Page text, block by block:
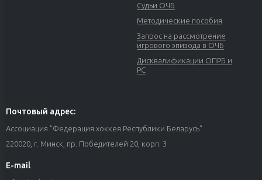
Судьи ОЧБ
Методические пособия
Запрос на рассмотрение
игрового эпизода в ОЧБ
Дисквалификации ОПРБ и
РС
Почтовый адрес:
Ассоциация "Федерация хоккея Республики Беларусь"
220020, г. Минск, пр. Победителей 20, корп. 3
E-mail